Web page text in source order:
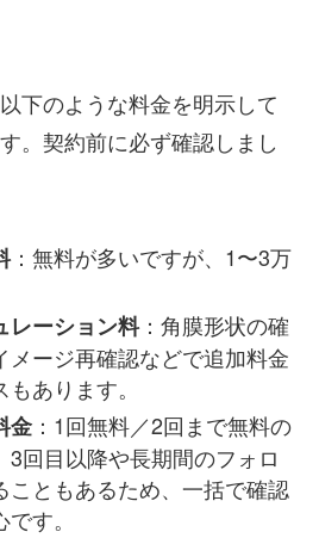
下のような料金を明示して
。契約前に必ず確認しまし
：無料が多いですが、1〜3万
レーション料：角膜形状の確
メージ再確認などで追加料金
あります。
金：1回無料／2回まで無料の
3回目以降や長期間のフォロ
こともあるため、一括で確認
す。